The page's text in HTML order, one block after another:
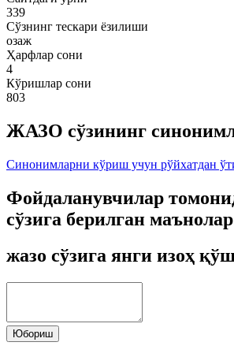
339
Сўзнинг тескари ёзилиши
озаж
Ҳарфлар сони
4
Кўришлар сони
803
ЖАЗО сўзининг
Синонимларни кўриш учун рўйхатдан
Фойдаланувчилар
сўзига берилган маънолар
жазо сўзига янги изоҳ
Юбориш